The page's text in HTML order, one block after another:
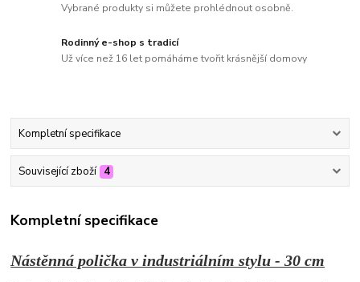
Vybrané produkty si můžete prohlédnout osobně.
Rodinný e-shop s tradicí
Už více než 16 let pomáháme tvořit krásnější domovy
Kompletní specifikace
Související zboží 4
Kompletní specifikace
Nástěnná polička v industriálním stylu - 30 cm